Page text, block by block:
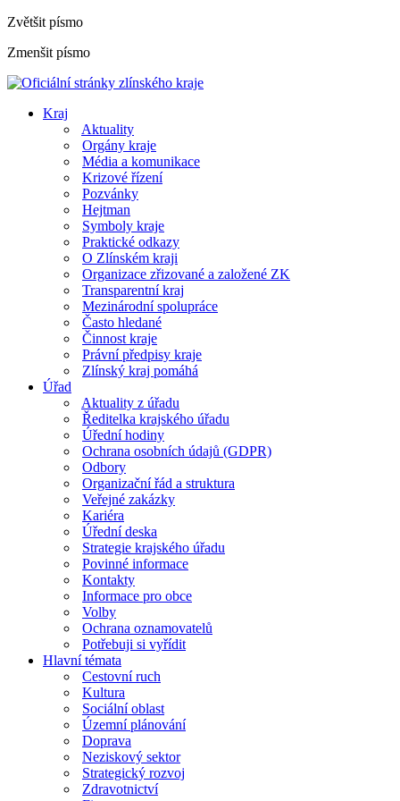
Zvětšit písmo
Zmenšit písmo
Kraj
Aktuality
Orgány kraje
Média a komunikace
Krizové řízení
Pozvánky
Hejtman
Symboly kraje
Praktické odkazy
O Zlínském kraji
Organizace zřizované a založené ZK
Transparentní kraj
Mezinárodní spolupráce
Často hledané
Činnost kraje
Právní předpisy kraje
Zlínský kraj pomáhá
Úřad
Aktuality z úřadu
Ředitelka krajského úřadu
Úřední hodiny
Ochrana osobních údajů (GDPR)
Odbory
Organizační řád a struktura
Veřejné zakázky
Kariéra
Úřední deska
Strategie krajského úřadu
Povinné informace
Kontakty
Informace pro obce
Volby
Ochrana oznamovatelů
Potřebuji si vyřídit
Hlavní témata
Cestovní ruch
Kultura
Sociální oblast
Územní plánování
Doprava
Neziskový sektor
Strategický rozvoj
Zdravotnictví